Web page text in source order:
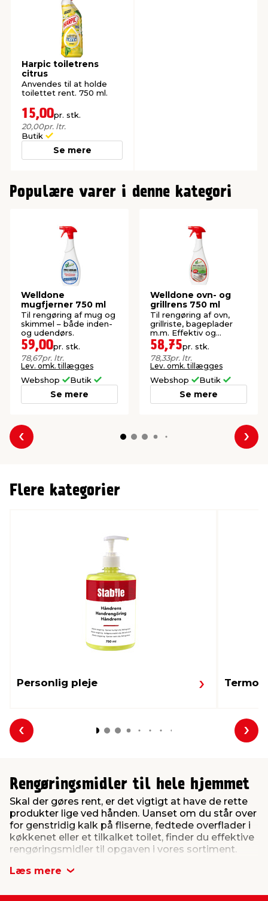
Harpic toiletrens
citrus
Anvendes til at holde
toilettet rent. 750 ml.
15,00pr. stk.
20,00pr. ltr.
Butik
Se mere
1
2
Populære varer i denne kategori
Welldone
mugfjerner 750 ml
Til rengøring af mug og
skimmel – både inden-
og udendørs.
59,00pr. stk.
78,67pr. ltr.
Lev. omk. tillægges
Webshop Butik
Se mere
Welldone ovn- og
grillrens 750 ml
Til rengøring af ovn,
grillriste, bageplader
m.m. Effektiv og
hurtigtvirkende.
58,75pr. stk.
78,33pr. ltr.
Lev. omk. tillægges
Webshop Butik
Se mere
Forrige
Flere kategorier
Personlig pleje
Forrige
Rengøringsmidler til hele hjemmet
Skal der gøres rent, er det vigtigt at have de rette
produkter lige ved hånden. Uanset om du står over
for genstridig kalk på fliserne, fedtede overflader i
køkkenet eller et tilkalket toilet, finder du effektive
rengøringsmidler til opgaven i vores sortiment.
Her på siden har vi samlet et bredt udvalg af
hjemmet, værkstedet eller sommerhuset rent og
Læs mere